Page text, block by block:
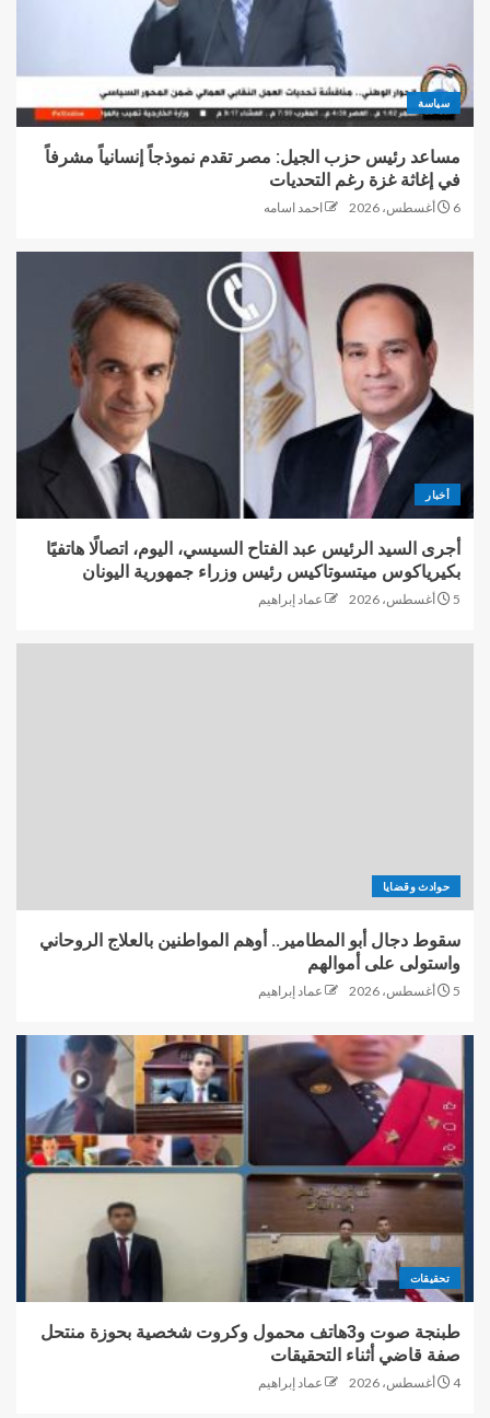
سياسة
مساعد رئيس حزب الجيل: مصر تقدم نموذجاً إنسانياً مشرفاً
في إغاثة غزة رغم التحديات
6 أغسطس، 2026 احمد اسامه
أخبار
أجرى السيد الرئيس عبد الفتاح السيسي، اليوم، اتصالًا هاتفيًا
بكيرياكوس ميتسوتاكيس رئيس وزراء جمهورية اليونان
5 أغسطس، 2026 عماد إبراهيم
حوادث وقضايا
سقوط دجال أبو المطامير.. أوهم المواطنين بالعلاج الروحاني
واستولى على أموالهم
5 أغسطس، 2026 عماد إبراهيم
تحقيقات
طبنجة صوت و3هاتف محمول وكروت شخصية بحوزة منتحل
صفة قاضي أثناء التحقيقات
4 أغسطس، 2026 عماد إبراهيم